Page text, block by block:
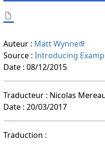
Auteur : Matt Wynne
Source : Introducing
Date : 08/12/2015
Traducteur : Nicolas
Date : 20/03/2017
Traduction :